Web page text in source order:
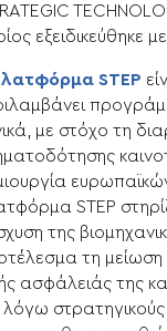
εξειδικεύθηκε
STEP
με στόχο τη
STEP
της
τη
ασφάλειάς της
λόγω